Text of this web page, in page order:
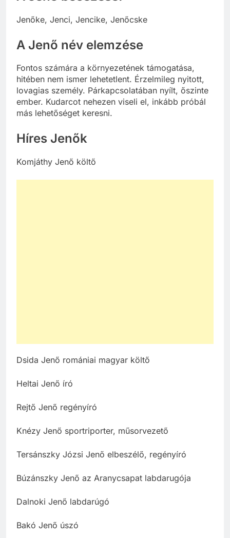
Jenőke, Jenci, Jencike, Jenőcske
A Jenő név elemzése
Fontos számára a környezetének támogatása,
hitében nem ismer lehetetlent. Érzelmileg nyitott,
lovagias személy. Párkapcsolatában nyílt, őszinte
ember. Kudarcot nehezen viseli el, inkább próbál
más lehetőséget keresni.
Híres Jenők
Komjáthy Jenő költő
Dsida Jenő romániai magyar költő
Heltai Jenő író
Rejtő Jenő regényíró
Knézy Jenő sportriporter, műsorvezető
Tersánszky Józsi Jenő elbeszélő, regényíró
Búzánszky Jenő az Aranycsapat labdarugója
Dalnoki Jenő labdarúgó
Bakó Jenő úszó